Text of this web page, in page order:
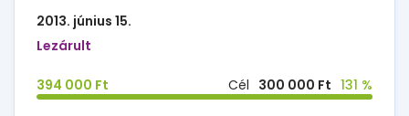
2013. június 15.
Lezárult
394 000 Ft Cél 300 000 Ft 131 %